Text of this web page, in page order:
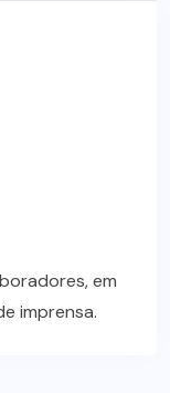
em
imprensa.